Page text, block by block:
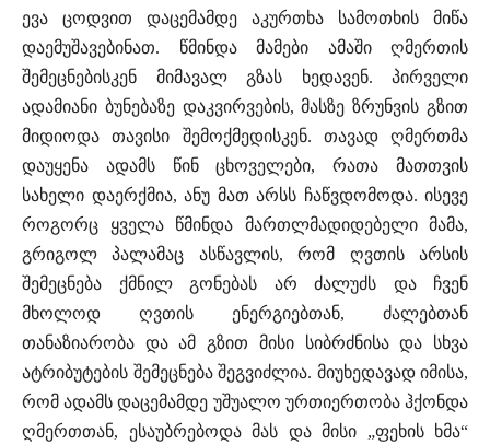
ევა ცოდვით დაცემამდე აკურთხა სამოთხის მიწა
დაემუშავებინათ. წმინდა მამები ამაში ღმერთის
შემეცნებისკენ მიმავალ გზას ხედავენ. პირველი
ადამიანი ბუნებაზე დაკვირვების, მასზე ზრუნვის გზით
მიდიოდა თავისი შემოქმედისკენ. თავად ღმერთმა
დაუყენა ადამს წინ ცხოველები, რათა მათთვის
სახელი დაერქმია, ანუ მათ არსს ჩაწვდომოდა. ისევე
როგორც ყველა წმინდა მართლმადიდებელი მამა,
გრიგოლ პალამაც ასწავლის, რომ ღვთის არსის
შემეცნება ქმნილ გონებას არ ძალუძს და ჩვენ
მხოლოდ ღვთის ენერგიებთან, ძალებთან
თანაზიარობა და ამ გზით მისი სიბრძნისა და სხვა
ატრიბუტების შემეცნება შეგვიძლია. მიუხედავად იმისა,
რომ ადამს დაცემამდე უშუალო ურთიერთობა ჰქონდა
ღმერთთან, ესაუბრებოდა მას და მისი „ფეხის ხმა“